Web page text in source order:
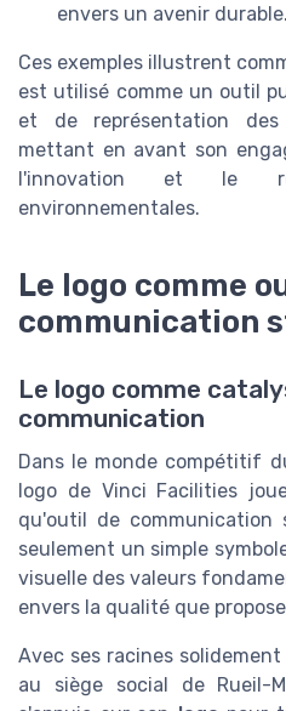
envers un avenir durable.
Ces exemples illustrent
est utilisé comme un outil
et de représentation
mettant en avant son
l'innovation et le
environnementales.
Le logo comme
communication
Le logo comme
communication
Dans le monde compétitif
logo de Vinci Facilities
qu'outil de communication
seulement un simple
visuelle des valeurs
envers la qualité que
Avec ses racines
au siège social de Rueil-